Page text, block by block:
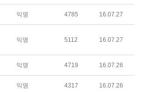
익명 4785 16.07.27
익명 5112 16.07.27
익명 4719 16.07.26
익명 4317 16.07.26